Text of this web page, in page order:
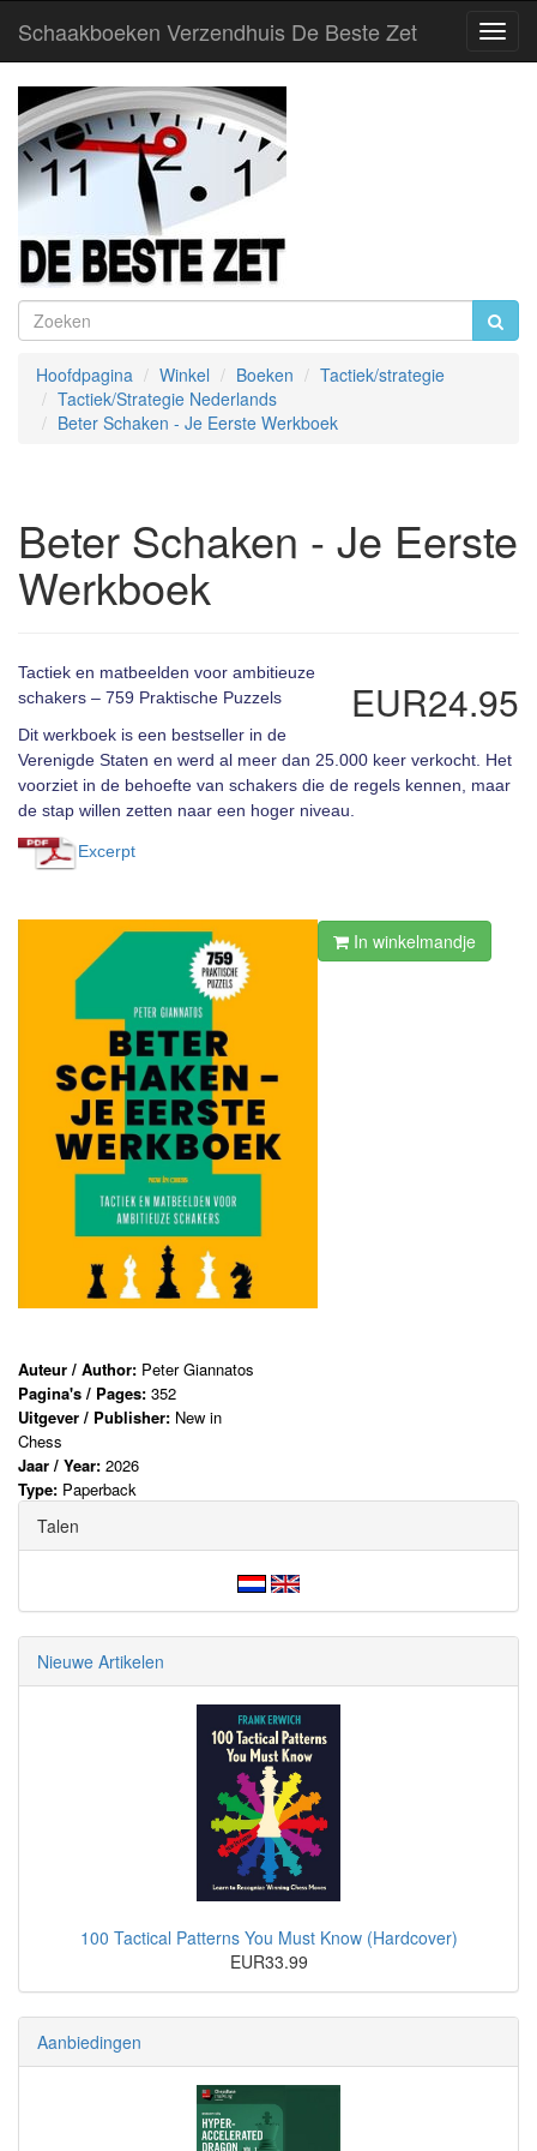
Schaakboeken Verzendhuis De Beste Zet
Hoofdpagina Winkel Boeken
Tactiek/strategie
Tactiek/Strategie Nederlands
Beter Schaken - Je Eerste Werkboek
Beter Schaken - Je Eerste
Werkboek
EUR24.95
Tactiek en matbeelden voor ambitieuze
schakers – 759 Praktische Puzzels
Dit werkboek is een bestseller in de
Verenigde Staten en werd al meer dan 25.000 keer verkocht. Het
voorziet in de behoefte van schakers die de regels kennen, maar
de stap willen zetten naar een hoger niveau.
Excerpt
In winkelmandje
Auteur / Author: Peter Giannatos
Pagina's / Pages: 352
Uitgever / Publisher: New in
Chess
Jaar / Year: 2026
Type: Paperback
Talen
Nieuwe Artikelen
100 Tactical Patterns You Must Know (Hardcover)
EUR33.99
Aanbiedingen